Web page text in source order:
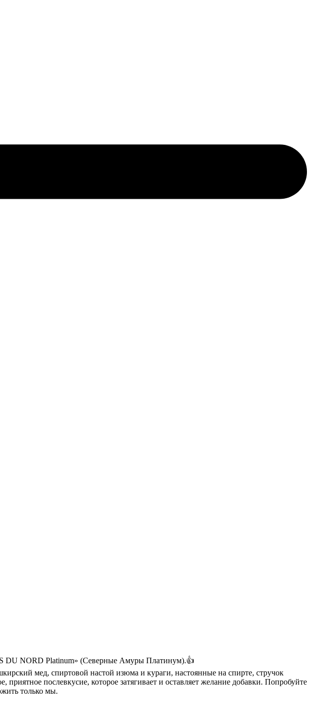
DU NORD Platinum» (Северные Амуры Платинум).👍
мед, спиртовой настой изюма и кураги, настоянные на спирте, стручок
послевкусие, которое затягивает и оставляет желание добавки. Попробуйте
только мы.